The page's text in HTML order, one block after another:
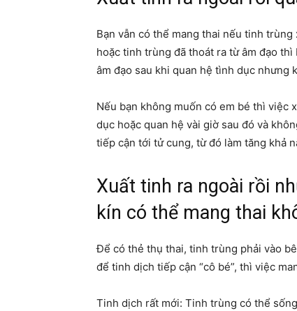
Bạn vẫn có thể mang thai nếu tinh
hoặc tinh trùng đã thoát ra từ âm đạo
âm đạo sau khi quan hệ tình dục nhưng
Nếu bạn không muốn có em bé thì việc
dục hoặc quan hệ vài giờ sau đó và
tiếp cận tới tử cung, từ đó làm tăng khả
Xuất tinh ra ngoài rồi
kín có thể mang thai
Để có thẻ thụ thai, tinh trùng phải vào
để tinh dịch tiếp cận “cô bé”, thì việc
Tinh dịch rất mới: Tinh trùng có thể